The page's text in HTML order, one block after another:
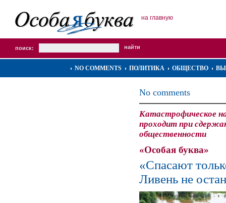
на главную
поиск:
NO COMMENTS ПОЛИТИКА ОБЩЕСТВО
No comments
Катастрофическое
проходит при
общественности
«Особая буква»
«Спасают
Ливень не